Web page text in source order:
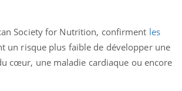
Society for Nutrition, confirment les
un risque plus faible de développer une
cœur, une maladie cardiaque ou encore